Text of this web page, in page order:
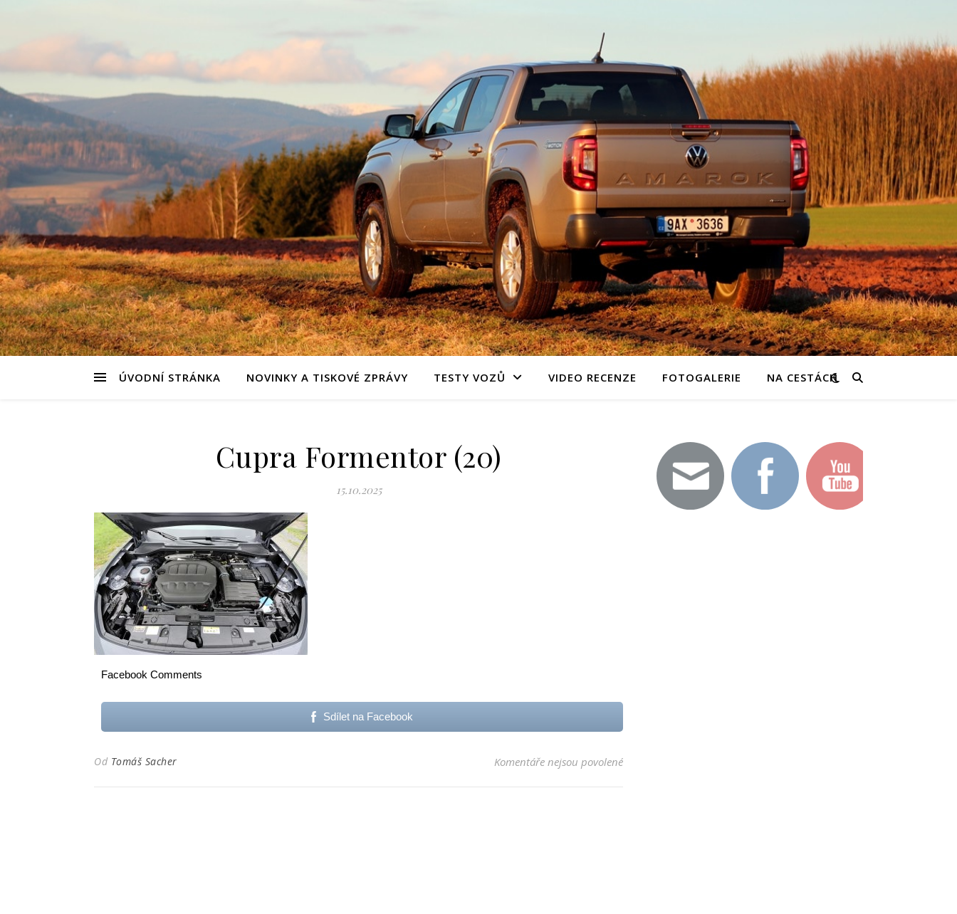
ÚVODNÍ STRÁNKA NOVINKY A TISKOVÉ ZPRÁVY TESTY VOZŮ VIDEO RECENZE FOTOGALERIE NA CESTÁCH
Cupra Formentor (20)
15.10.2025
Facebook Comments
Sdílet na Facebook
Od Tomáš Sacher Komentáře nejsou povolenéu textu s názvem Cupra Formentor (20)